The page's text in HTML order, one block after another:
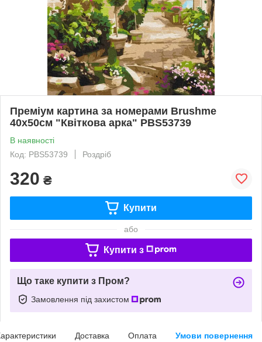
Преміум картина за номерами Brushme
40x50см "Квіткова арка" PBS53739
В наявності
Код: PBS53739
Роздріб
320 ₴
Купити
або
Купити з
Що таке купити з Пром?
Замовлення під захистом
Доставка Оплата Умови повернення